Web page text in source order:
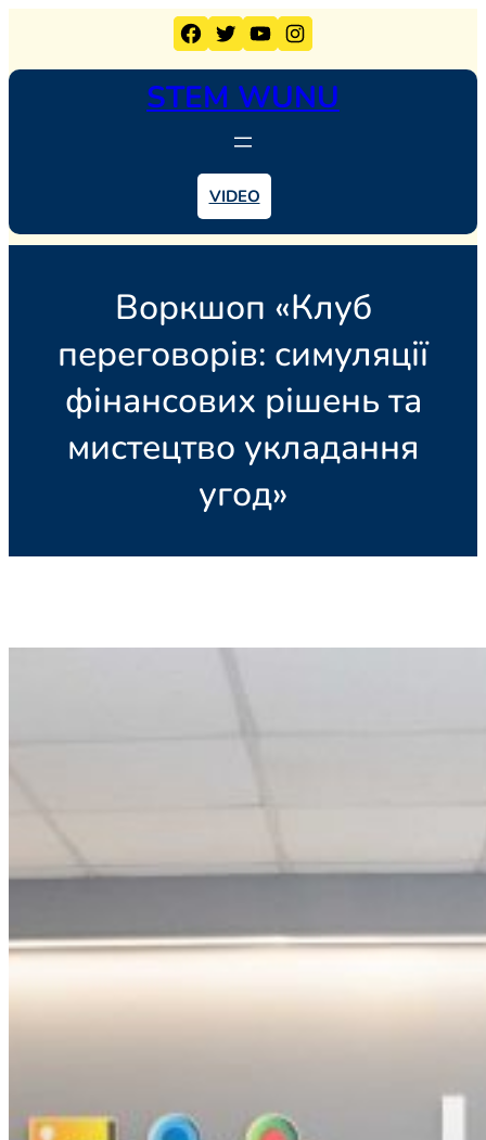
Facebook Twitter YouTube Instagram
STEM WUNU
VIDEO
Воркшоп «Клуб
переговорів: симуляції
фінансових рішень та
мистецтво укладання
угод»